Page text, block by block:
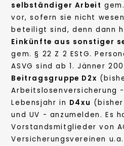
selbständiger Arbeit
vor, sofern sie nicht
beteiligt sind, denn dann
Einkünfte aus sonstiger
gem. § 22 Z 2 EStG.
ASVG sind ab 1. Jänner
Beitragsgruppe D2x
Arbeitslosenversicherung
Lebensjahr in D4xu
und UV - anzumelden. Es
Vorstandsmitglieder von
Versicherungsvereinen u.a.